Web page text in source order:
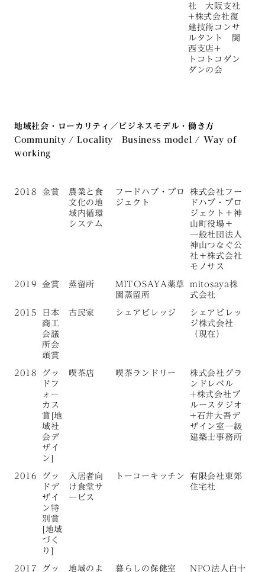
社 大阪支社
+株式会社復
建技術コンサ
ルタント 関
西支店+
トコトコダン
ダンの会
地域社会・ローカリティ／ビジネスモデル・働き方
Community / Locality Business model / Way of
working
2018 金賞
農業と食
文化の地
域内循環
システム
フードハブ・プロ
ジェクト
株式会社フー
ドハブ・プロ
ジェクト＋神
山町役場＋
一般社団法人
神山つなぐ公
社＋株式会社
モノサス
2019 金賞 蒸留所
MITOSAYA薬草
園蒸留所
mitosaya株
式会社
2015
日本
商工
会議
所会
頭賞
古民家 シェアビレッジ
シェアビレッ
ジ株式会社
（現在）
2018
グッ
ドフ
ォー
カス
賞[地
域社
会デ
ザイ
ン]
喫茶店 喫茶ランドリー
株式会社グラ
ンドレベル
+株式会社ブ
ルースタジオ
+石井大吾デ
ザイン室一級
建築士事務所
2016
グッ
ドデ
ザイ
ン特
別賞
[地域
づく
り]
入居者向
け食堂サ
ービス
トーコーキッチン
有限会社東郊
住宅社
2017 グッ 地域のよ 暮らしの保健室 NPO法人白十